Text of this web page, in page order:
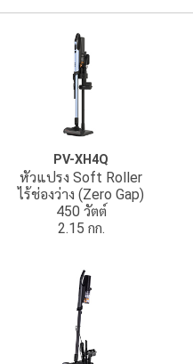
PV-XH4Q
หัวแปรง Soft Roller
ไร้ช่องว่าง (Zero Gap)
450 วัตต์
2.15 กก.